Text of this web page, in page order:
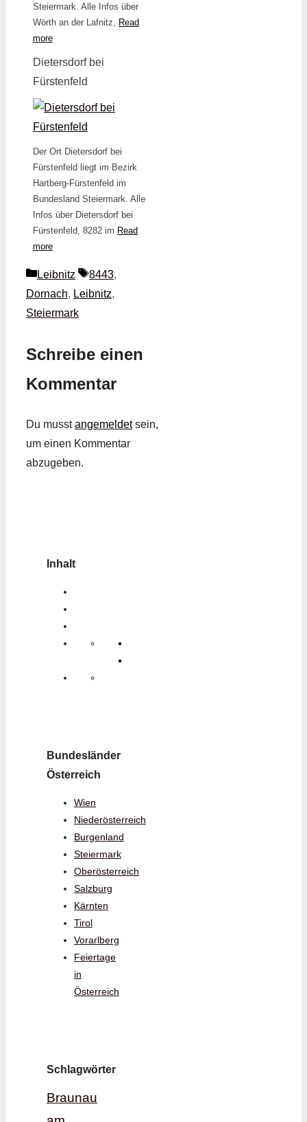
Steiermark. Alle Infos über
Wörth an der Lafnitz, Read
more
Dietersdorf bei
Fürstenfeld
Der Ort Dietersdorf bei
Fürstenfeld liegt im Bezirk
Hartberg-Fürstenfeld im
Bundesland Steiermark. Alle
Infos über Dietersdorf bei
Fürstenfeld, 8282 im Read
more
Kategorien
Leibnitz Schlagwörter
8443,
Dornach, Leibnitz,
Steiermark
Schreibe einen
Kommentar
Du musstangemeldetsein,
um einen Kommentar
abzugeben.
Inhalt
Bundesländer
Österreich
Wien
Niederösterreich
Burgenland
Steiermark
Oberösterreich
Salzburg
Kärnten
Tirol
Vorarlberg
Feiertage
in
Österreich
Schlagwörter
Braunau